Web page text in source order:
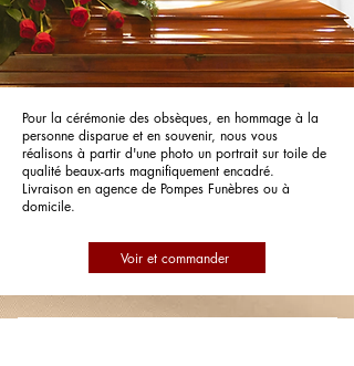
Pour la cérémonie des obsèques, en hommage à la
personne disparue et en souvenir, nous vous
réalisons à partir d'une photo un portrait sur toile de
qualité beaux-arts magnifiquement encadré.
Livraison en agence de Pompes Funèbres ou à
domicile.
Voir et commander